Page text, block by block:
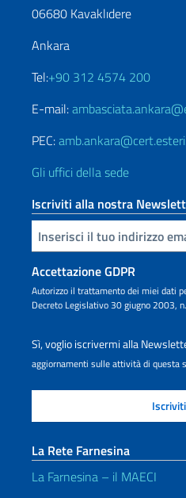
06680 Kavaklıdere
Ankara
Tel:+90 312 4574 200
E-mail:
PEC:
Gli uffici della sede
Iscriviti alla nostra
Inserisci la tua email
Accettazione GDPR
Autorizzo il trattamento dei miei dati
Decreto Legislativo 30 giugno 2003,
Sì, voglio iscrivermi alla
aggiornamenti sulle attività di questa
La Rete Farnesina
La Farnesina – il MAECI